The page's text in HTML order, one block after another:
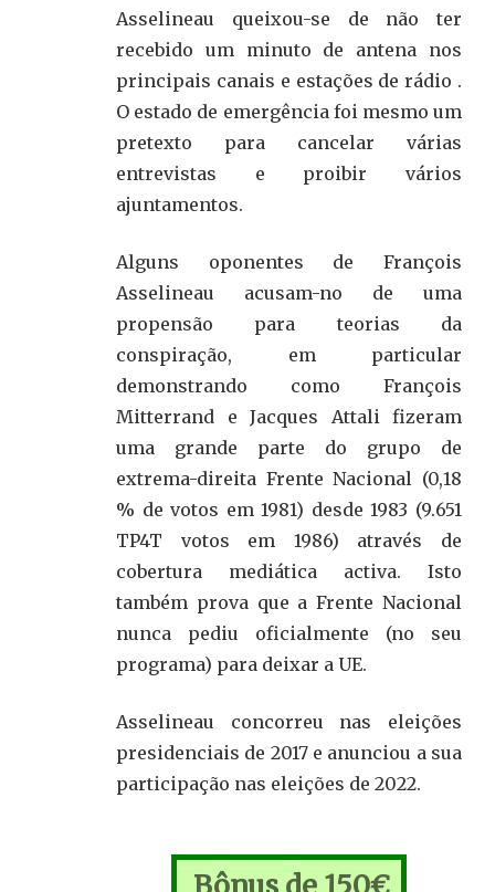
Asselineau queixou-se de não ter
recebido um minuto de antena nos
principais canais e estações de rádio .
O estado de emergência foi mesmo um
pretexto para cancelar várias
entrevistas e proibir vários
ajuntamentos.
Alguns oponentes de François
Asselineau acusam-no de uma
propensão para teorias da
conspiração, em particular
demonstrando como François
Mitterrand e Jacques Attali fizeram
uma grande parte do grupo de
extrema-direita Frente Nacional (0,18
% de votos em 1981) desde 1983 (9.651
TP4T votos em 1986) através de
cobertura mediática activa. Isto
também prova que a Frente Nacional
nunca pediu oficialmente (no seu
programa) para deixar a UE.
Asselineau concorreu nas eleições
presidenciais de 2017 e anunciou a sua
participação nas eleições de 2022.